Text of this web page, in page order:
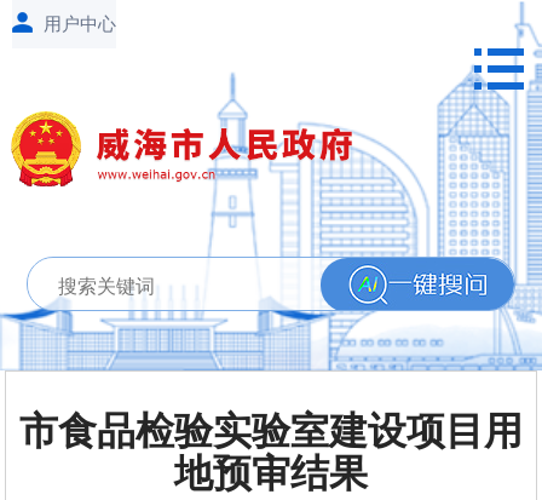
市食品检验实验室建设项目用
地预审结果